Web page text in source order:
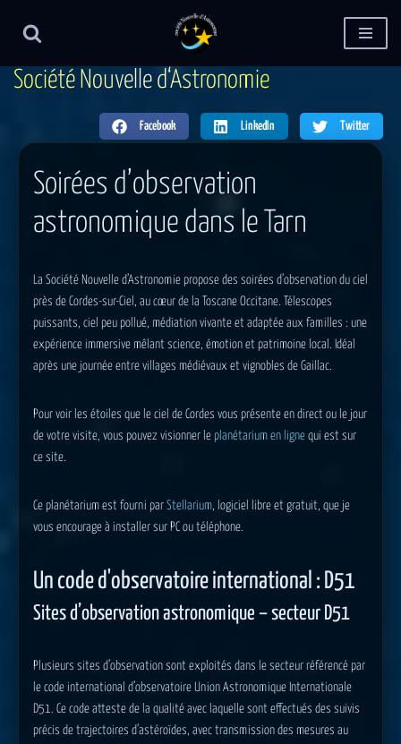
au
contenu
Société Nouve e d‘Astronomie
Facebook LinkedIn Twitter
Soirées d’observation
astronomique dans le Tarn
La Société Nouvelle d’Astronomie propose des soirées d’observation du ciel
près de Cordes-sur-Ciel , au cœur de la Toscane Occitane . Télescopes
puissants, ciel peu pollué, médiation vivante et adaptée aux familles : une
expérience immersive mêlant science, émotion et patrimoine local. Idéal
après une journée entre villages médiévaux et vignobles de Gaillac.
Pour voir les étoiles que le ciel de Cordes vous présente en direct ou le jour
de votre visite, vous pouvez visionner le planétarium en ligne qui est sur
ce site.
Ce planétarium est fourni par Stellarium , logiciel libre et gratuit, que je
vous encourage à installer sur PC ou téléphone.
Un code d'observatoire international : D51
Sites d’observation astronomique – secteur D51
Plusieurs sites d’observation sont exploités dans le secteur référencé par
le code international d’observatoire Union Astronomique Internationale
D51. Ce code atteste de la qualité avec laquelle sont effectués des suivis
précis de trajectoires d’astéroïdes, avec transmission des mesures au